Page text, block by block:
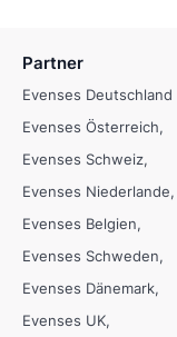
Partner
Evenses Deutschland
Evenses Österreich
Evenses Schweiz
Evenses Niederlande
Evenses Belgien
Evenses Schweden
Evenses Dänemark
Evenses UK